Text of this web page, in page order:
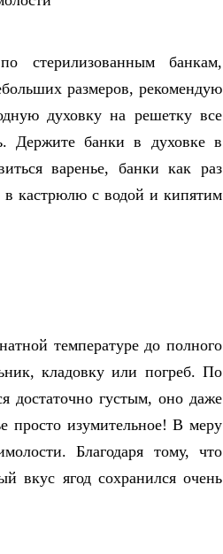
стерилизованным банкам,
размеров, рекомендую
духовку на решетку все
Держите банки в духовке в
варенье, банки как раз
кастрюлю с водой и кипятим
температуре до полного
кладовку или погреб. По
достаточно густым, оно даже
просто изумительное! В меру
Благодаря тому, что
вкус ягод сохранился очень